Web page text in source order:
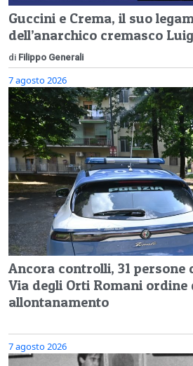
Guccini e Crema, il suo
dell’anarchico cremasco
di Filippo Generali
7 agosto 2026
Ancora controlli, 31 persone
Via degli Orti Romani ordine
allontanamento
7 agosto 2026